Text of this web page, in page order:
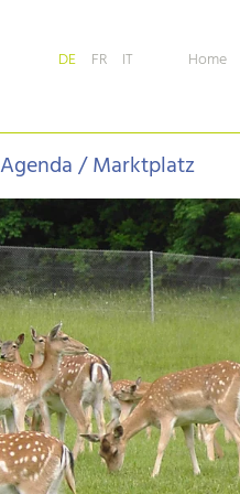
DE FR IT Home
Agenda / Marktplatz